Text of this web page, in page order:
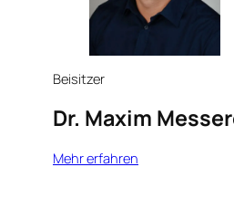
Beisitzer
Dr. Maxim
Mehr erfahren